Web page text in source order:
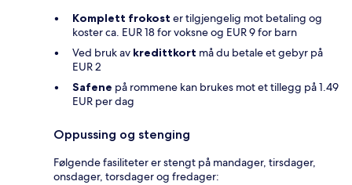
Komplett frokost er tilgjengelig mot betaling og
koster ca. EUR 18 for voksne og EUR 9 for barn
Ved bruk av kredittkort må du betale et gebyr på
EUR 2
Safene på rommene kan brukes mot et tillegg på 1.49
EUR per dag
Oppussing og stenging
Følgende fasiliteter er stengt på mandager, tirsdager,
onsdager, torsdager og fredager: